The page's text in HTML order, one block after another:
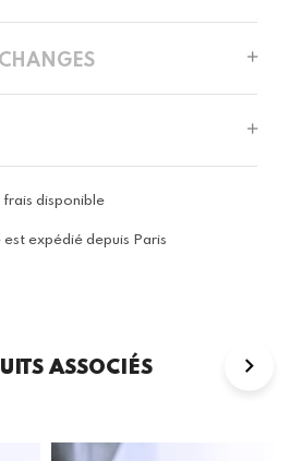
frais disponible
expédié depuis Paris
ASSOCIÉS